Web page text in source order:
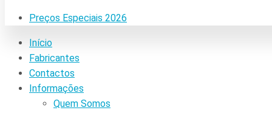
Preços Especiais 2026
Início
Fabricantes
Contactos
Informações
Quem Somos